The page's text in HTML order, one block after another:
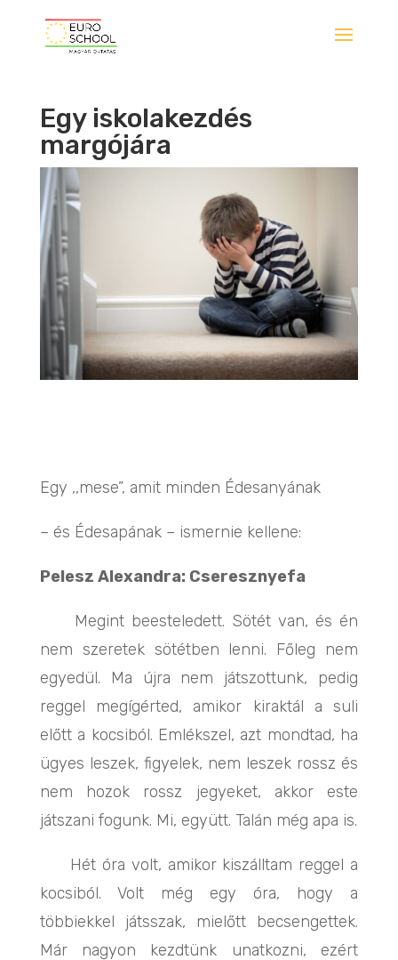
Egy iskolakezdés
margójára
Egy ,,mese”, amit minden Édesanyának
– és Édesapának – ismernie kellene:
Pelesz Alexandra: Cseresznyefa
Megint beesteledett. Sötét van, és én
nem szeretek sötétben lenni. Főleg nem
egyedül. Ma újra nem játszottunk, pedig
reggel megígérted, amikor kiraktál a suli
előtt a kocsiból. Emlékszel, azt mondtad, ha
ügyes leszek, figyelek, nem leszek rossz és
nem hozok rossz jegyeket, akkor este
játszani fogunk. Mi, együtt. Talán még apa is.
Hét óra volt, amikor kiszálltam reggel a
kocsiból. Volt még egy óra, hogy a
többiekkel játsszak, mielőtt becsengettek.
Már nagyon kezdtünk unatkozni, ezért